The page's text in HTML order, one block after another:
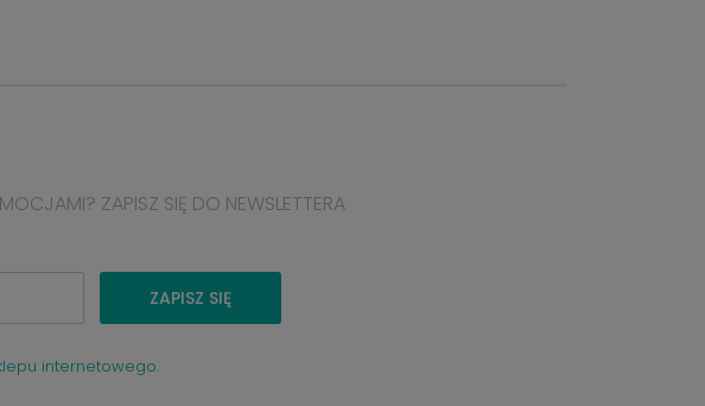
ZAPISZ SIĘ DO NEWSLETTERA
ZAPISZ SIĘ
internetowego.